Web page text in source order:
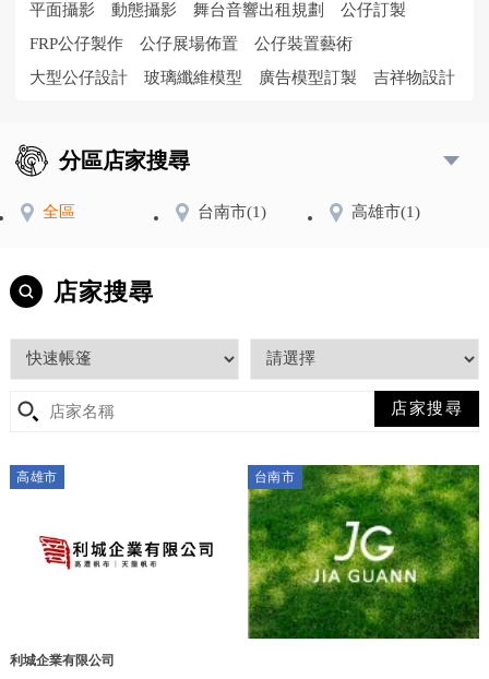
平面攝影
動態攝影 舞台音響出租規劃
公仔訂製
FRP公仔製作
公仔展場佈置
公仔裝置藝術
大型公仔設計
玻璃纖維模型 廣告模型訂製 吉祥物設計
分區店家搜尋
全區 台南市(1) 高雄市(1)
店家搜尋
高雄市
利城企業有限公司
台南市